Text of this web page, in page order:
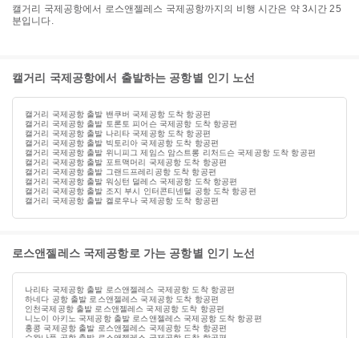
캘거리 국제공항에서 로스앤젤레스 국제공항까지의 비행 시간은 약 3시간 25
분입니다.
캘거리 국제공항에서 출발하는 공항별 인기 노선
캘거리 국제공항 출발 밴쿠버 국제공항 도착 항공편
캘거리 국제공항 출발 토론토 피어슨 국제공항 도착 항공편
캘거리 국제공항 출발 나리타 국제공항 도착 항공편
캘거리 국제공항 출발 빅토리아 국제공항 도착 항공편
캘거리 국제공항 출발 위니피그 제임스 암스트롱 리처드슨 국제공항 도착 항공편
캘거리 국제공항 출발 포트맥머리 국제공항 도착 항공편
캘거리 국제공항 출발 그랜드프레리공항 도착 항공편
캘거리 국제공항 출발 워싱턴 덜레스 국제공항 도착 항공편
캘거리 국제공항 출발 조지 부시 인터콘티넨털 공항 도착 항공편
캘거리 국제공항 출발 켈로우나 국제공항 도착 항공편
로스앤젤레스 국제공항로 가는 공항별 인기 노선
나리타 국제공항 출발 로스앤젤레스 국제공항 도착 항공편
하네다 공항 출발 로스앤젤레스 국제공항 도착 항공편
인천국제공항 출발 로스앤젤레스 국제공항 도착 항공편
니노이 아키노 국제공항 출발 로스앤젤레스 국제공항 도착 항공편
홍콩 국제공항 출발 로스앤젤레스 국제공항 도착 항공편